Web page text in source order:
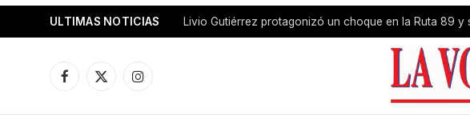
ULTIMAS NOTICIAS
Facebook
X
Instagram